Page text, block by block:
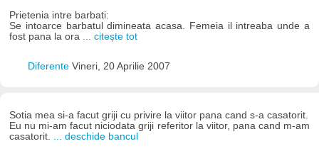
Prietenia intre barbati:
Se intoarce barbatul dimineata acasa. Femeia il intreaba unde a
fost pana la ora
... citește tot
Diferente Vineri, 20 Aprilie 2007
Sotia mea si-a facut griji cu privire la viitor pana cand s-a casatorit.
Eu nu mi-am facut niciodata griji referitor la viitor, pana cand m-am
casatorit. ... deschide bancul